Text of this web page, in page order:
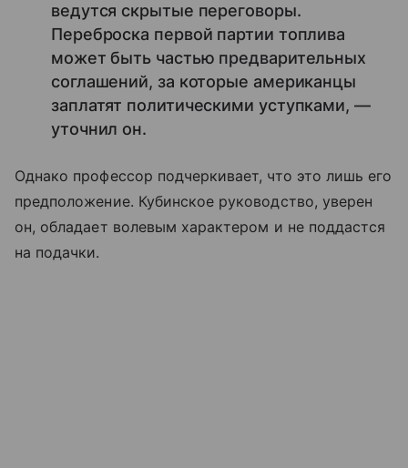
ведутся скрытые переговоры.
Переброска первой партии топлива
может быть частью предварительных
соглашений, за которые американцы
заплатят политическими уступками, —
уточнил он.
Однако профессор подчеркивает, что это лишь его
предположение. Кубинское руководство, уверен
он, обладает волевым характером и не поддастся
на подачки.